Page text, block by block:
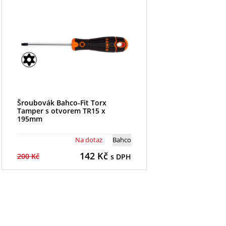
Šroubovák Bahco-Fit Torx
Tamper s otvorem TR15 x
195mm
Bahco
Na dotaz
200 Kč 142Kč s DPH